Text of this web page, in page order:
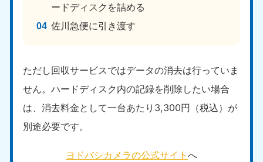
ードディスクを詰める
佐川急便に引き渡す
ただし回収サービスではデータの消去は行っていま
せん。ハードディスク内の記録を削除したい場合
は、消去料金として一台あたり3,300円（税込）が
別途必要です。
ヨドバシカメラの公式サイト へ